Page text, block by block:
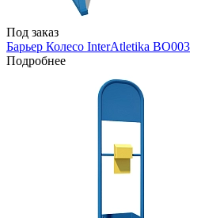
Под заказ
Барьер Колесо InterAtletika BO003
Подробнее